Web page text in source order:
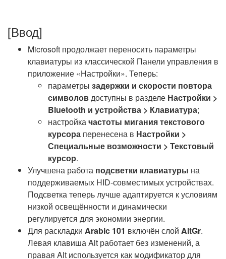
[Ввод]
Microsoft продолжает переносить параметры
клавиатуры из классической Панели управления в
приложение «Настройки». Теперь:
параметры задержки и скорости повтора
символовдоступны в разделе Настройки >
Bluetooth и устройства > Клавиатура;
настройкачастоты мигания текстового
курсора перенесена в Настройки >
Специальные возможности > Текстовый
курсор.
Улучшена работа подсветки клавиатуры на
поддерживаемых HID-совместимых устройствах.
Подсветка теперь лучше адаптируется к условиям
низкой освещённости и динамически
регулируется для экономии энергии.
Для раскладки Arabic 101 включён слой AltGr.
Левая клавиша Alt работает без изменений, а
правая Alt используется как модификатор для